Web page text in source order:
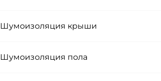
Шумоизоляция крыши
Шумоизоляция пола